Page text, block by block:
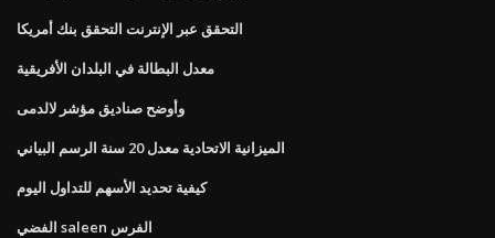
التحقق عبر الإنترنت التحقق بنك أمريكا
معدل البطالة في البلدان الأفريقية
وأوضح صناديق مؤشر لالدمى
الميزانية الاتحادية معدل 20 سنة الرسم البياني
كيفية تحديد الأسهم للتداول اليوم
الفضي saleen الفرس